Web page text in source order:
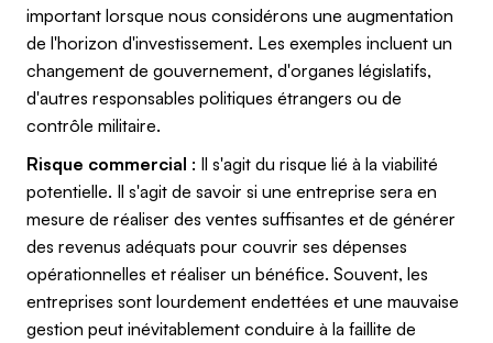
important lorsque nous considérons une augmentation
de l'horizon d'investissement. Les exemples incluent un
changement de gouvernement, d'organes législatifs,
d'autres responsables politiques étrangers ou de
contrôle militaire.
Risque commercial : Il s'agit du risque lié à la viabilité
potentielle. Il s'agit de savoir si une entreprise sera en
mesure de réaliser des ventes suffisantes et de générer
des revenus adéquats pour couvrir ses dépenses
opérationnelles et réaliser un bénéfice. Souvent, les
entreprises sont lourdement endettées et une mauvaise
gestion peut inévitablement conduire à la faillite de